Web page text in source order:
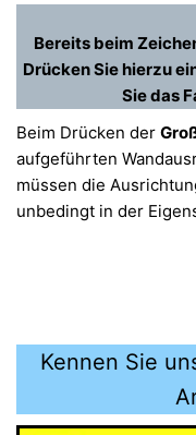
Bereits beim
Drücken Sie hierzu
Sie das
Beim Drücken der
aufgeführten
müssen die
unbedingt in der
Kennen Sie